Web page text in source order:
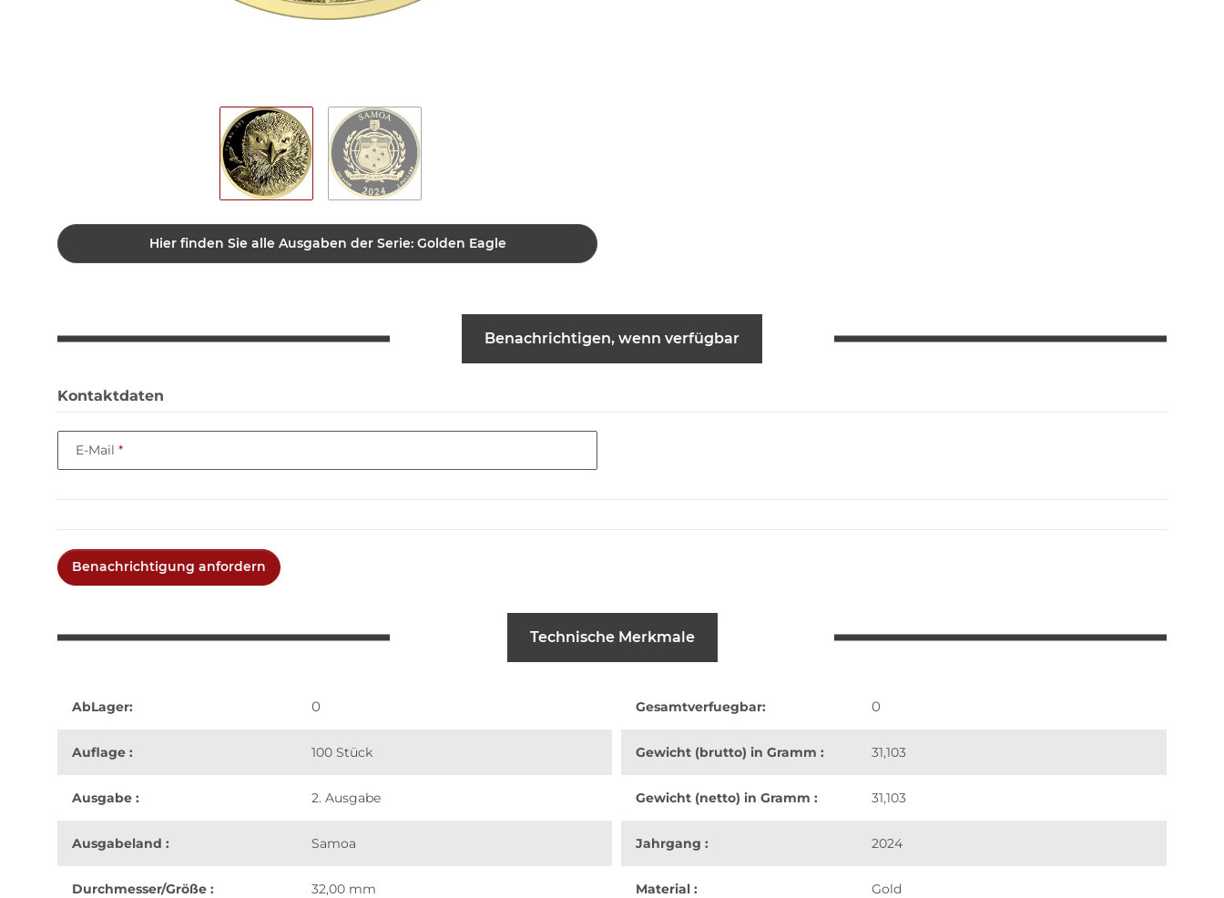
Hier finden Sie alle Ausgaben der Serie: Golden Eagle
Benachrichtigen, wenn verfügbar
Kontaktdaten
E-Mail
Benachrichtigung anfordern
Technische Merkmale
AbLager: 0
Auflage : 100 Stück
Ausgabe : 2. Ausgabe
Ausgabeland : Samoa
Durchmesser/Größe : 32,00 mm
Gesamtverfuegbar: 0
Gewicht (brutto) in Gramm : 31,103
Gewicht (netto) in Gramm : 31,103
Jahrgang : 2024
Material : Gold